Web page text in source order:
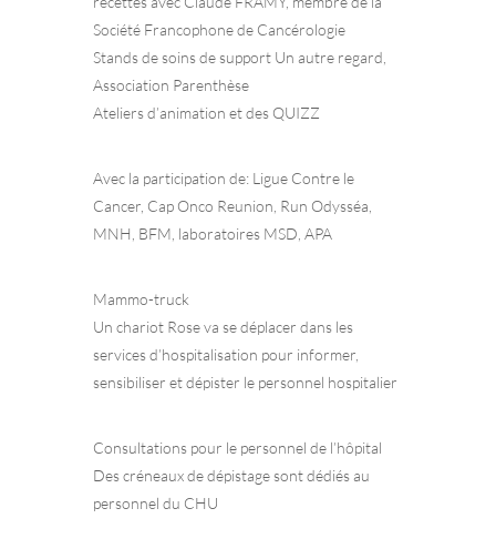
Société Francophone de Cancérologie
Stands de soins de support Un autre regard,
Association Parenthèse
Ateliers d’animation et des QUIZZ
Avec la participation de: Ligue Contre le
Cancer, Cap Onco Reunion, Run Odysséa,
MNH, BFM, laboratoires MSD, APA
Mammo-truck
Un chariot Rose va se déplacer dans les
services d’hospitalisation pour informer,
sensibiliser et dépister le personnel hospitalier
Consultations pour le personnel de l’hôpital
Des créneaux de dépistage sont dédiés au
personnel du CHU